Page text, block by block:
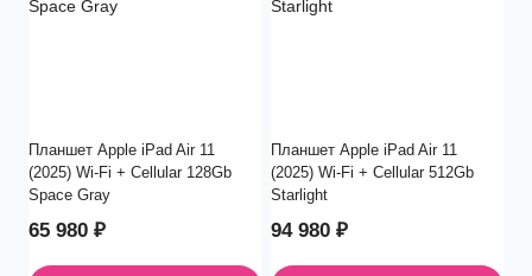
Планшет Apple iPad Air 11
(2025) Wi-Fi + Cellular 128Gb
Space Gray
65 980 ₽
Планшет Apple iPad Air 11
(2025) Wi-Fi + Cellular 512Gb
Starlight
94 980 ₽